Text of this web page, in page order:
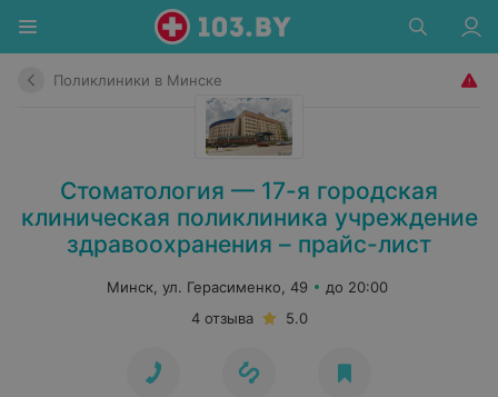
Поликлиники в Минске
Стоматология — 17-я городская
клиническая поликлиника учреждение
здравоохранения – прайс-лист
Минск, ул. Герасименко, 49
до 20:00
4 отзыва
5.0